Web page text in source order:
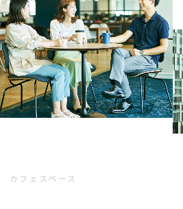
カフェスペース